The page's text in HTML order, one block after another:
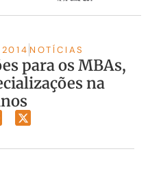
NOTÍCIAS
para os MBAs,
na